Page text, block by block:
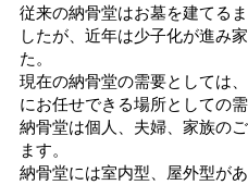
従来の納骨堂はお墓を建てる
したが、近年は少子化が進み
た。
現在の納骨堂の需要としては
にお任せできる場所としての
納骨堂は個人、夫婦、家族の
ます。
納骨堂には室内型、屋外型が